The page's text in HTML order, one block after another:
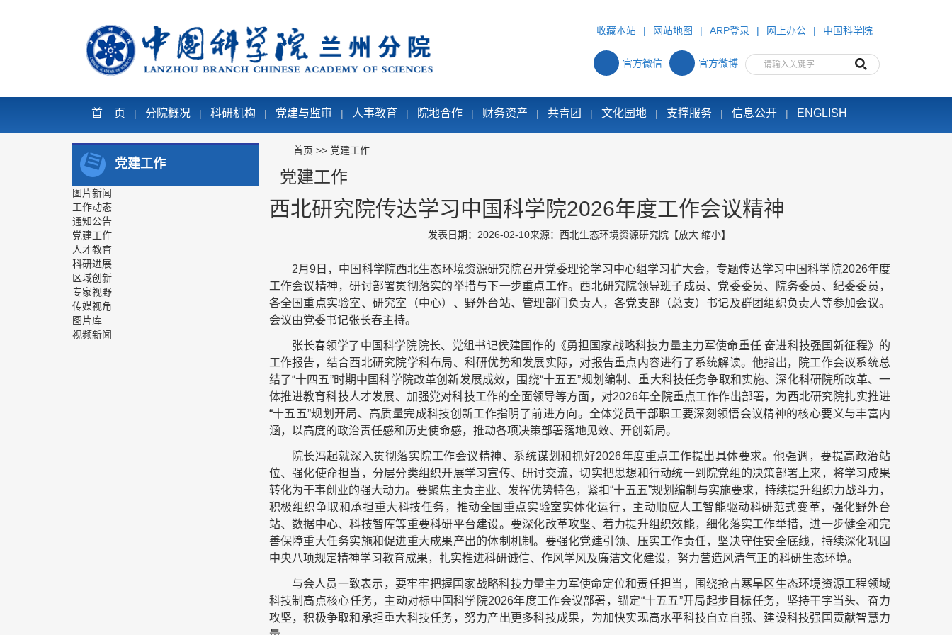
收藏本站 | 网站地图 | ARP登录 | 网上办公 | 中国科学院
官方微信 官方微博
首 页 | 分院概况 | 科研机构 | 党建与监审 | 人事教育 | 院地合作 | 财务资产 | 共青团 | 文化园地 | 支撑服务 | 信息公开 | ENGLISH
党建工作
图片新闻
工作动态
通知公告
党建工作
人才教育
科研进展
区域创新
专家视野
传媒视角
图片库
视频新闻
首页 >> 党建工作
党建工作
西北研究院传达学习中国科学院2026年度工作会议精神
发表日期：2026-02-10来源：西北生态环境资源研究院 【放大 缩小】
2月9日，中国科学院西北生态环境资源研究院召开党委理论学习中心组学习扩大会，专题传达学习中国科学院2026年度
工作会议精神，研讨部署贯彻落实的举措与下一步重点工作。西北研究院领导班子成员、党委委员、院务委员、纪委委员，
各全国重点实验室、研究室（中心）、野外台站、管理部门负责人，各党支部（总支）书记及群团组织负责人等参加会议。
会议由党委书记张长春主持。
张长春领学了中国科学院院长、党组书记侯建国作的《勇担国家战略科技力量主力军使命重任 奋进科技强国新征程》的
工作报告，结合西北研究院学科布局、科研优势和发展实际，对报告重点内容进行了系统解读。他指出，院工作会议系统总
结了“十四五”时期中国科学院改革创新发展成效，围绕“十五五”规划编制、重大科技任务争取和实施、深化科研院所改革、一
体推进教育科技人才发展、加强党对科技工作的全面领导等方面，对2026年全院重点工作作出部署，为西北研究院扎实推进
“十五五”规划开局、高质量完成科技创新工作指明了前进方向。全体党员干部职工要深刻领悟会议精神的核心要义与丰富内
涵，以高度的政治责任感和历史使命感，推动各项决策部署落地见效、开创新局。
院长冯起就深入贯彻落实院工作会议精神、系统谋划和抓好2026年度重点工作提出具体要求。他强调，要提高政治站
位、强化使命担当，分层分类组织开展学习宣传、研讨交流，切实把思想和行动统一到院党组的决策部署上来，将学习成果
转化为干事创业的强大动力。要聚焦主责主业、发挥优势特色，紧扣“十五五”规划编制与实施要求，持续提升组织力战斗力，
积极组织争取和承担重大科技任务，推动全国重点实验室实体化运行，主动顺应人工智能驱动科研范式变革，强化野外台
站、数据中心、科技智库等重要科研平台建设。要深化改革攻坚、着力提升组织效能，细化落实工作举措，进一步健全和完
善保障重大任务实施和促进重大成果产出的体制机制。要强化党建引领、压实工作责任，坚决守住安全底线，持续深化巩固
中央八项规定精神学习教育成果，扎实推进科研诚信、作风学风及廉洁文化建设，努力营造风清气正的科研生态环境。
与会人员一致表示，要牢牢把握国家战略科技力量主力军使命定位和责任担当，围绕抢占寒旱区生态环境资源工程领域
科技制高点核心任务，主动对标中国科学院2026年度工作会议部署，锚定“十五五”开局起步目标任务，坚持干字当头、奋力
攻坚，积极争取和承担重大科技任务，努力产出更多科技成果，为加快实现高水平科技自立自强、建设科技强国贡献智慧力